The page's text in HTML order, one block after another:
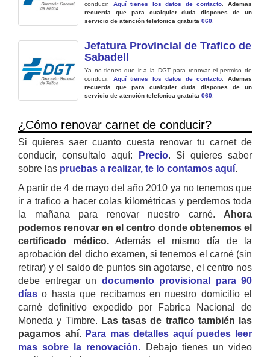
conducir. Aquí tienes los datos de contacto .Ademas
recuerda que para cualquier duda dispones de un
servicio de atención telefonica gratuita 060
Jefatura Provincial de Trafico de
Sabadell
Ya no tienes que ir a la DGT para renovar el permiso de
conducir. Aquí tienes los datos de contacto .Ademas
recuerda que para cualquier duda dispones de un
servicio de atención telefonica gratuita 060
¿Cómo renovar carnet de conducir?
Si quieres saer cuanto cuesta renovar tu carnet de
conducir, consultalo aquí:
Precio. Si quieres saber
sobre las pruebas a realizar, te lo contamos aquí.
A partir de 4 de mayo del año 2010 ya no tenemos que
ir a trafico a hacer colas kilométricas y perdernos toda
la mañana para renovar nuestro carné. Ahora
podemos renovar en el centro donde obtenemos el
certificado médico. Además el mismo día de la
aprobación del dicho examen, si tenemos el carné (sin
retirar) y el saldo de puntos sin agotarse, el centro nos
debe entregar un documento provisional para 90
días o hasta que recibamos en nuestro domicilio el
carné definitivo expedido por Fabrica Nacional de
Moneda y Timbre. Las tasas de trafico también las
pagamos ahí. Para mas detalles aquí puedes leer
mas sobre la renovación. Debajo tienes un video